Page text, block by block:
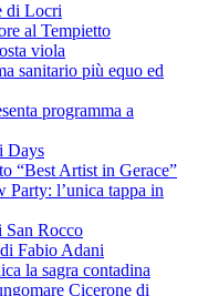
di Locri
al Tempietto
viola
sanitario più equo ed
programma a
Days
“Best Artist in Gerace”
l’unica tappa in
Rocco
Fabio Adani
la sagra contadina
Cicerone di